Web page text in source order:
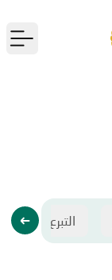
التبرع عبر